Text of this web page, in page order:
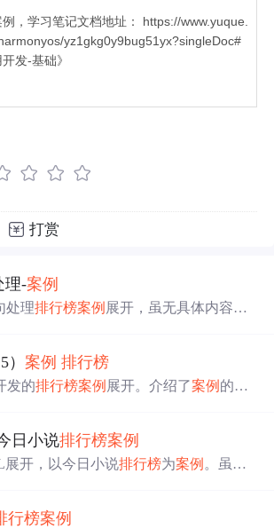
，学习笔记文档地址： https://www.yuque.
yz1gkg0y9bug51yx?singleDoc#
发-基础》
打赏
理-案例
处理排行榜案例 展开，虽无具体内容，
）案例 排行榜
发的排行榜案例 展开。介绍了案例 的实
、TableHeadComponent、ItemCompon
口文件Index的引入。
日小说排行榜案例
开，以今日小说排行榜为案例 。虽未
行榜案例